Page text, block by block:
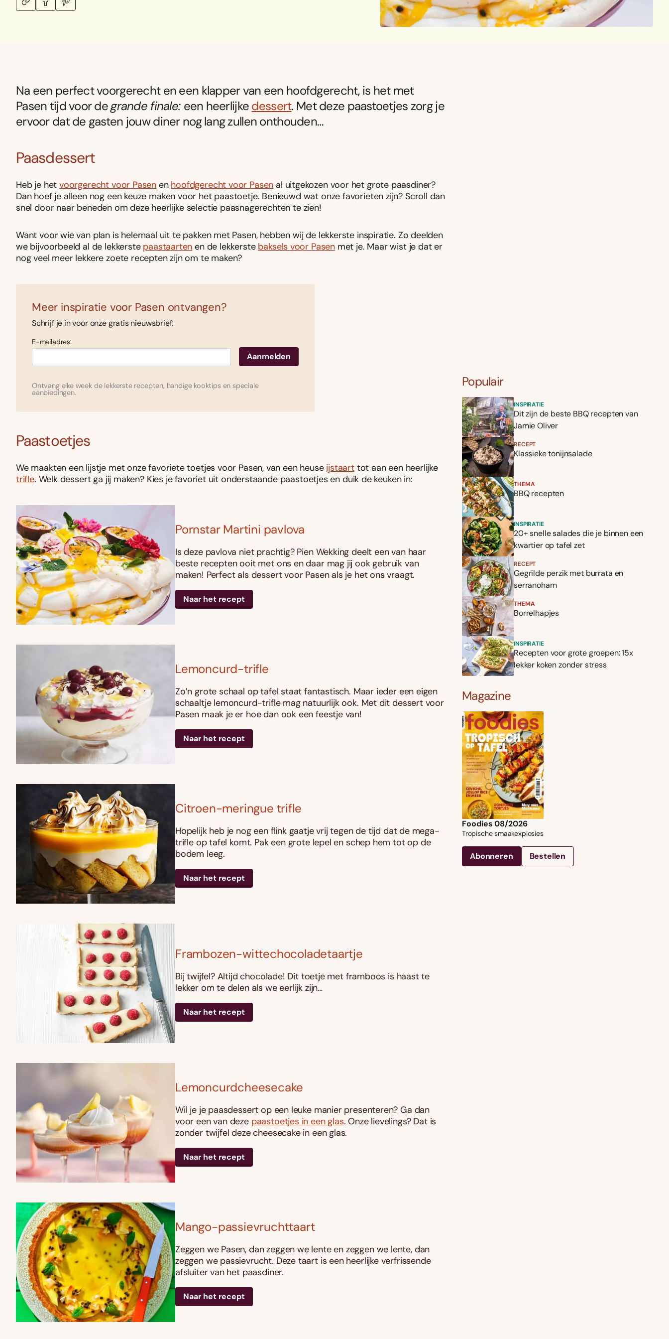
Na een perfect voorgerecht en een klapper van een hoofdgerecht, is het met
Pasen tijd voor degrande finale: een heerlijkedessert. Met deze paastoetjes zorg je
ervoor dat de gasten jouw diner nog lang zullen onthouden…
Paasdessert
Heb je hetvoorgerecht voor Pasen en hoofdgerecht voor Pasen al uitgekozen voor het grote paasdiner?
Dan hoef je alleen nog een keuze maken voor het paastoetje. Benieuwd wat onze favorieten zijn? Scroll dan
snel door naar beneden om deze heerlijke selectie paasnagerechten te zien!
Want voor wie van plan is helemaal uit te pakken met Pasen, hebben wij de lekkerste inspiratie. Zo deelden
we bijvoorbeeld al de lekkerste paastaarten en de lekkerste baksels voor Pasen met je. Maar wist je dat er
nog veel meer lekkere zoete recepten zijn om te maken?
Meer inspiratie voor Pasen ontvangen?
Schrijf je in voor onze gratis nieuwsbrief:
E-mailadres:
Ontvang elke week de lekkerste recepten, handige kooktips en speciale
aanbiedingen.
Paastoetjes
We maakten een lijstje met onze favoriete toetjes voor Pasen, van een heuse ijstaarttot aan een heerlijke
trifle. Welk dessert ga jij maken? Kies je favoriet uit onderstaande paastoetjes en duik de keuken in:
Pornstar Martini pavlova
Is deze pavlova niet prachtig? Pien Wekking deelt een van haar
beste recepten ooit met ons en daar mag jij ook gebruik van
maken! Perfect als dessert voor Pasen als je het ons vraagt.
Naar het recept
Lemoncurd-trifle
Zo’n grote schaal op tafel staat fantastisch. Maar ieder een eigen
schaaltje lemoncurd-trifle mag natuurlijk ook. Met dit dessert voor
Pasen maak je er hoe dan ook een feestje van!
Naar het recept
Citroen-meringue trifle
Hopelijk heb je nog een flink gaatje vrij tegen de tijd dat de mega-
trifle op tafel komt. Pak een grote lepel en schep hem tot op de
bodem leeg.
Naar het recept
Frambozen-wittechocoladetaartje
Bij twijfel? Altijd chocolade! Dit toetje met framboos is haast te
lekker om te delen als we eerlijk zijn…
Naar het recept
Lemoncurdcheesecake
Wil je je paasdessert op een leuke manier presenteren? Ga dan
voor een van deze paastoetjes in een glas. Onze lievelings? Dat is
zonder twijfel deze cheesecake in een glas.
Naar het recept
Mango-passievruchttaart
Zeggen we Pasen, dan zeggen we lente en zeggen we lente, dan
zeggen we passievrucht. Deze taart is een heerlijke verfrissende
afsluiter van het paasdiner.
Naar het recept
Populair
INSPIRATIE
Dit zijn de beste BBQ recepten van
Jamie Oliver
RECEPT
Klassieke tonijnsalade
THEMA
BBQ recepten
INSPIRATIE
20+ snelle salades die je binnen een
kwartier op tafel zet
RECEPT
Gegrilde perzik met burrata en
serranoham
THEMA
Borrelhapjes
INSPIRATIE
Recepten voor grote groepen: 15x
lekker koken zonder stress
Magazine
Foodies 08/2026
Tropische smaakexplosies
Abonneren Bestellen